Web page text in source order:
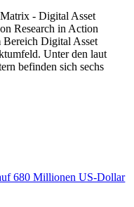
- Digital Asset
Research in Action
Digital Asset
Unter den laut
befinden sich sechs
680 Millionen US-Dollar